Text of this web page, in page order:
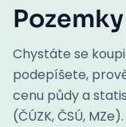
Chystáte se
podepíšete,
cenu půdy a
(ČÚZK, ČSÚ,